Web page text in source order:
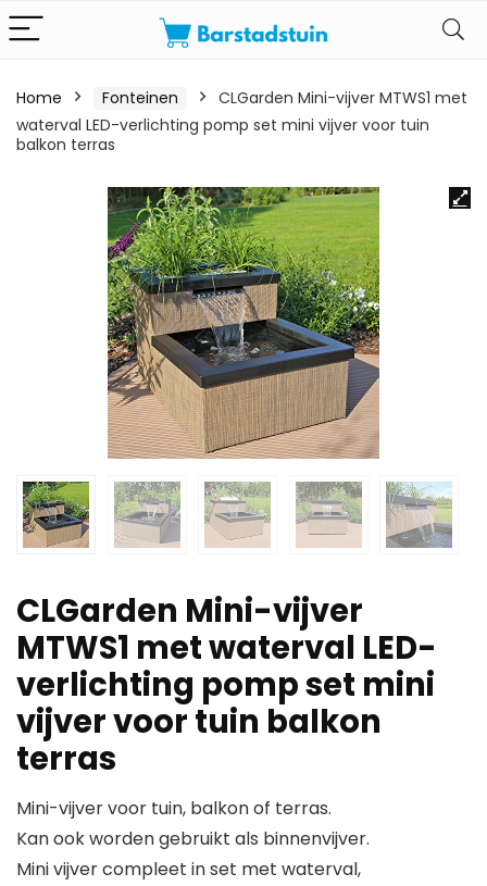
Home Fonteinen
CLGarden Mini-vijver MTWS1 met
waterval LED-verlichting pomp set mini vijver voor tuin
balkon terras
CLGarden Mini-vijver
MTWS1 met waterval LED-
verlichting pomp set mini
vijver voor tuin balkon
terras
Mini-vijver voor tuin, balkon of terras.
Kan ook worden gebruikt als binnenvijver.
Mini vijver compleet in set met waterval,